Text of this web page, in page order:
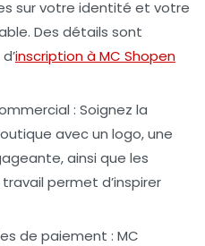
sur votre identité et votre
Des détails sont
inscription à MC Shopen
: Soignez la
avec un logo, une
ainsi que les
permet d’inspirer
de paiement : MC